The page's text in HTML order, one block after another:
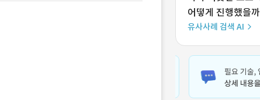
어떻게 진행했을
유사사례 검색 AI